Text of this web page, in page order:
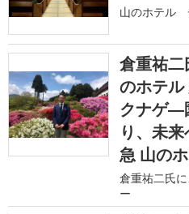
山のホテル
倉重祐
のホテル
クナゲ―
り、未
急 山の
倉重祐二氏
ー